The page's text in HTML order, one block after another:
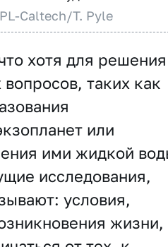
Caltech/T. Pyle
хотя для решения
таких как
или
ими жидкой
исследования,
условия,
жизни,